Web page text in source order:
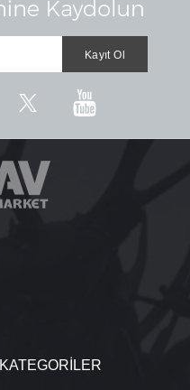
KATEGORİLER